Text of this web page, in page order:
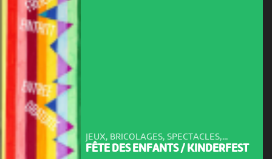
JEUX, BRICOLAGES, SPECTACLES,...
FÊTE DES ENFANTS / KINDERFEST